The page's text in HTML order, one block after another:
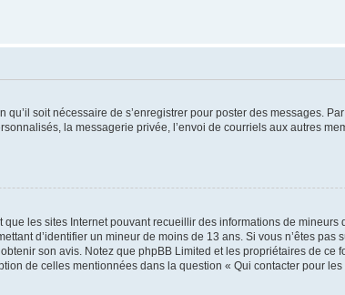
soit nécessaire de s’enregistrer pour poster des messages.
la messagerie privée, l’envoi de courriels aux autres
les sites Internet pouvant recueillir des informations de mineurs
d’identifier un mineur de moins de 13 ans. Si vous n’êtes pas
son avis. Notez que phpBB Limited et les propriétaires de ce
de celles mentionnées dans la question « Qui contacter pour